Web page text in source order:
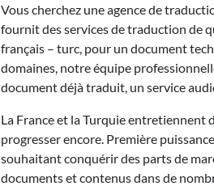
Vous cherchez une agence de
fournit des services de traduction de
français – turc, pour un document
domaines, notre équipe
document déjà traduit, un service
La France et la Turquie entretiennent
progresser encore. Première
souhaitant conquérir des parts de
documents et contenus dans de